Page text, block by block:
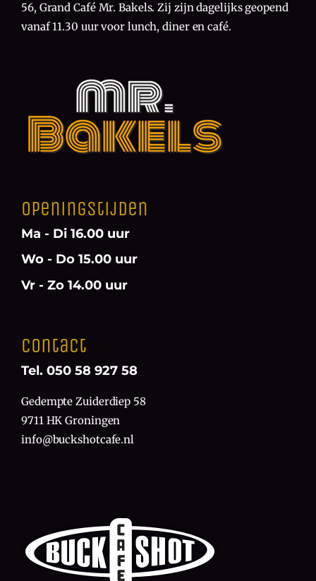
56, Grand Café Mr. Bakels. Zij zijn dagelijks geopend
vanaf 11.30 uur voor lunch, diner en café.
Openingstijden
Ma - Di 16.00 uur
Wo - Do 15.00 uur
Vr - Zo 14.00 uur
Contact
Tel. 050 58 927 58
Gedempte Zuiderdiep 58
9711 HK Groningen
info@buckshotcafe.nl